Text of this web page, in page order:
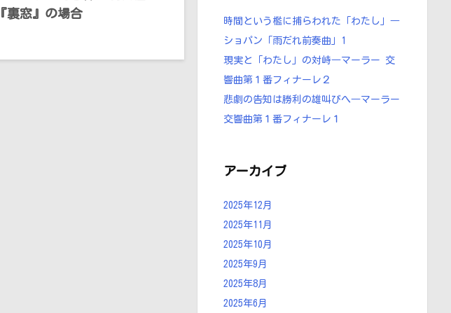
裏窓』の場合
時間という檻に捕らわれた「わたし」―
ショパン ｢雨だれ前奏曲」1
現実と「わたし」の対峙―マーラー 交
響曲第１番フィナーレ２
悲劇の告知は勝利の雄叫びへ―マーラー
交響曲第１番フィナーレ１
アーカイブ
2025年12月
2025年11月
2025年10月
2025年9月
2025年8月
2025年6月